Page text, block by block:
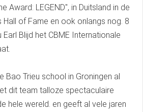
Award: LEGEND", in Duitsland in de
Hall of Fame en ook onlangs nog. 8
Blijd het CBME Internationale
Bao Trieu school in Groningen al
dit team talloze spectaculaire
hele wereld. en geeft al vele jaren